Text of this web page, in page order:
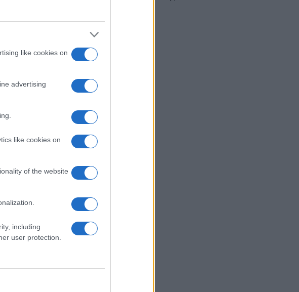
like cookies on
advertising
like cookies on
of the website
including
user protection.
το